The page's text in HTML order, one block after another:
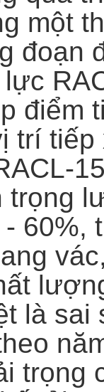
một
đoạn
điểm
trí
trọng
60%,
là sai
trọng